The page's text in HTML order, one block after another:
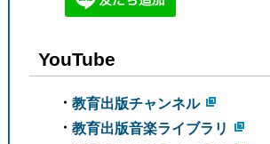
YouTube
・ 教育出版チャンネル
・ 教育出版音楽ライブラリ